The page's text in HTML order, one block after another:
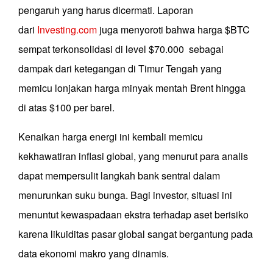
pengaruh yang harus dicermati. Laporan
dari Investing.com juga menyoroti bahwa harga $BTC
sempat terkonsolidasi di level $70.000 sebagai
dampak dari ketegangan di Timur Tengah yang
memicu lonjakan harga minyak mentah Brent hingga
di atas $100 per barel.
Kenaikan harga energi ini kembali memicu
kekhawatiran inflasi global, yang menurut para analis
dapat mempersulit langkah bank sentral dalam
menurunkan suku bunga. Bagi investor, situasi ini
menuntut kewaspadaan ekstra terhadap aset berisiko
karena likuiditas pasar global sangat bergantung pada
data ekonomi makro yang dinamis.